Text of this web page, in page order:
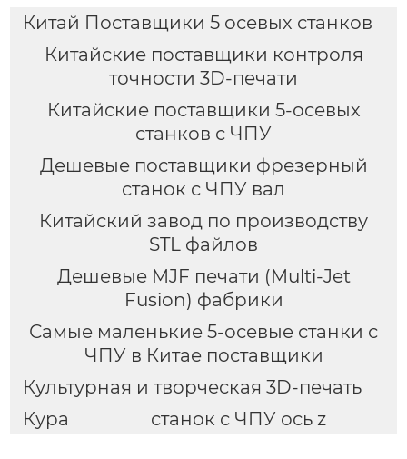
Китай Поставщики 5 осевых станков
Китайские поставщики контроля
точности 3D-печати
Китайские поставщики 5-осевых
станков с ЧПУ
Дешевые поставщики фрезерный
станок с ЧПУ вал
Китайский завод по производству
STL файлов
Дешевые MJF печати (Multi-Jet
Fusion) фабрики
Самые маленькие 5-осевые станки с
ЧПУ в Китае поставщики
Культурная и творческая 3D-печать
Кура
станок с ЧПУ ось z